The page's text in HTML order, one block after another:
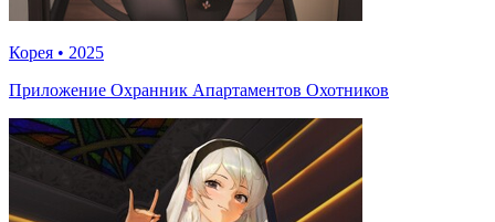
Корея • 2025
Приложение Охранник Апартаментов Охотников